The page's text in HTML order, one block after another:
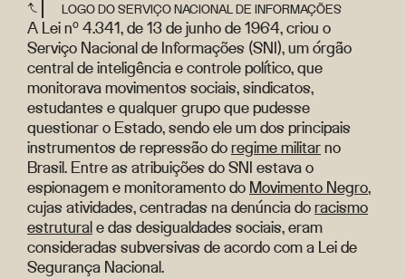
LOGO DO SERVIÇO NACIONAL DE INFORMAÇÕES
A Lei nº 4.341, de 13 de junho de 1964, criou o
Serviço Nacional de Informações (SNI), um órgão
central de inteligência e controle político, que
monitorava movimentos sociais, sindicatos,
estudantes e qualquer grupo que pudesse
questionar o Estado, sendo ele um dos principais
instrumentos de repressão doregime militarno
Brasil. Entre as atribuições do SNI estava o
espionagem e monitoramento do Movimento Negro,
cujas atividades, centradas na denúncia doracismo
estruturale das desigualdades sociais, eram
consideradas subversivas de acordo com a Lei de
Segurança Nacional.